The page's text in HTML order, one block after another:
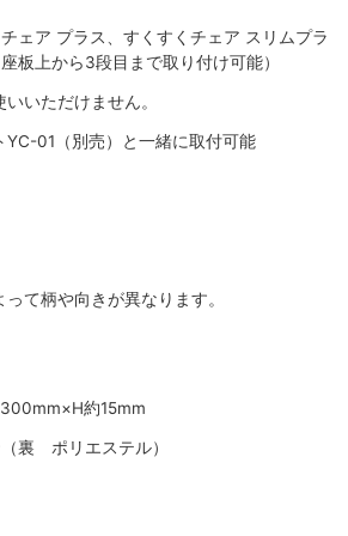
ェア プラス、すくすくチェア スリムプラ
板上から3段目まで取り付け可能）
いただけません。
01（別売）と一緒に取付可能
て柄や向きが異なります。
約15mm
裏 ポリエステル）